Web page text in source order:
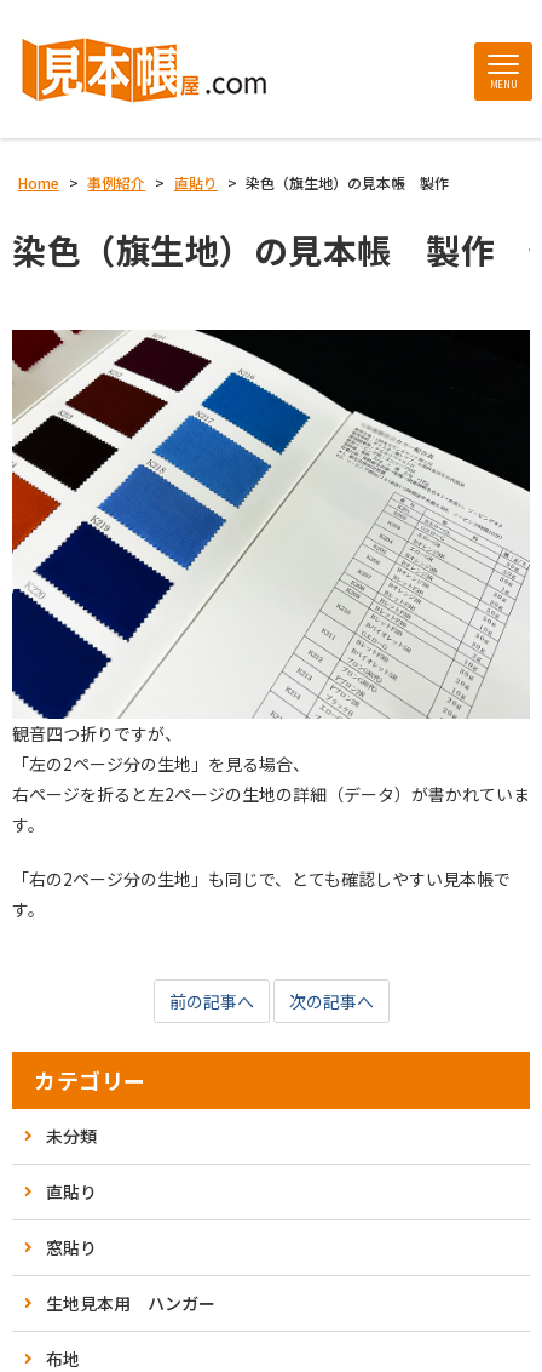
MENU
Home > 事例紹介 > 直貼り > 染色（旗生地）の見本帳 製作
染色（旗生地）の見本帳 製作
観音四つ折りですが、
「左の2ページ分の生地」を見る場合、
右ページを折ると左2ページの生地の詳細（データ）が書かれていま
す。
「右の2ページ分の生地」も同じで、とても確認しやすい見本帳で
す。
前の記事へ 次の記事へ
カテゴリー
未分類
直貼り
窓貼り
生地見本用 ハンガー
布地